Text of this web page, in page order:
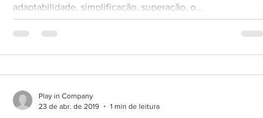
adaptabilidade, simplificação, superação, o...
Play in Company
23 de abr. de 2019
1 min de leitura